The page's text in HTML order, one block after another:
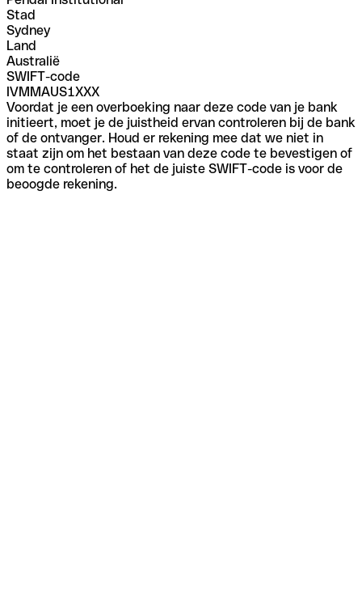
Stad
Sydney
Land
Australië
SWIFT-code
IVMMAUS1XXX
Voordat je een overboeking naar deze code van je bank
initieert, moet je de juistheid ervan controleren bij de bank
of de ontvanger. Houd er rekening mee dat we niet in
staat zijn om het bestaan van deze code te bevestigen of
om te controleren of het de juiste SWIFT-code is voor de
beoogde rekening.